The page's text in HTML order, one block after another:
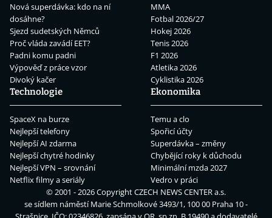
Nová superdávka: kdo na ní
dosáhne?
Sjezd sudetských Němců
Proč vláda zavádí EET?
Padni komu padni
Výpověď z práce vzor
Divoký kačer
MMA
Fotbal 2026/27
Hokej 2026
Tenis 2026
F1 2026
Atletika 2026
Cyklistika 2026
Technologie
SpaceX na burze
Nejlepší telefony
Nejlepší AI zdarma
Nejlepší chytré hodinky
Nejlepší VPN – srovnání
Netflix filmy a seriály
Ekonomika
Temu a clo
Spořicí účty
Superdávka – změny
Chybějící roky k důchodu
Minimální mzda 2027
Vedro v práci
© 2001 - 2026 CopyrightCZECH NEWS CENTER a.s.
se sídlem náměstí Marie Schmolkové 3493/1, 100 00 Praha 10 -